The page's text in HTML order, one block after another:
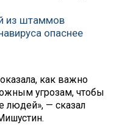
из штаммов
опаснее
как важно
угрозам, чтобы
людей», — сказал